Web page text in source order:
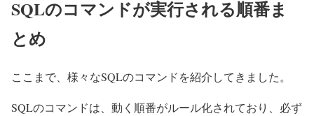
SQLのコマンドが実行される順番ま
とめ
ここまで、様々なSQLのコマンドを紹介してきました。
SQLのコマンドは、動く順番がルール化されており、必ず